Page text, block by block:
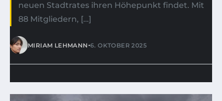
neuen Stadtrates ihren Höhepunkt findet. Mit
88 Mitgliedern, […]
MIRIAM LEHMANN•6. OKTOBER 2025